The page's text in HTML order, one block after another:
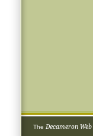
The Decameron Web